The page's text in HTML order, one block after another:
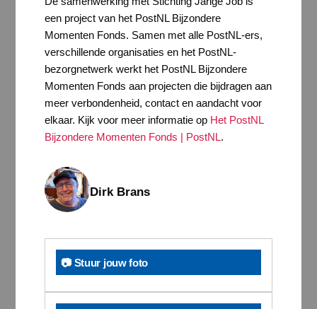
een project van het PostNL Bijzondere
Momenten Fonds. Samen met alle PostNL-ers,
verschillende organisaties en het PostNL-
bezorgnetwerk werkt het PostNL Bijzondere
Momenten Fonds aan projecten die bijdragen aan
meer verbondenheid, contact en aandacht voor
elkaar. Kijk voor meer informatie op Het PostNL
Bijzondere Momenten Fonds | PostNL.
Dirk Brans
📷 Stuur jouw foto